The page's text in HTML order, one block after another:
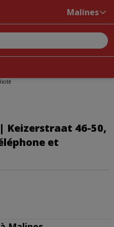
Malines
Keizerstraat 46-50,
et